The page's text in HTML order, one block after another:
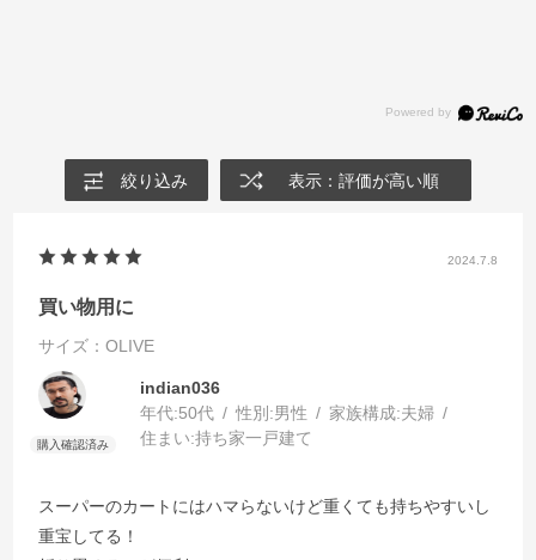
絞り込み 表示：評価が高い順
2024.7.8
買い物用に
サイズ：OLIVE
indian036
年代:50代 性別:男性 家族構成:夫婦
住まい:持ち家一戸建て
スーパーのカートにはハマらないけど重くても持ちやすいし
重宝してる！